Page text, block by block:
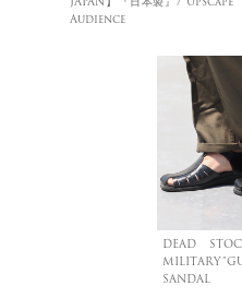
Audience
DEAD
SANDAL